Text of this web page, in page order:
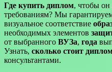
Где купить диплом, чтобы он
требованиям? Мы
визуальное соответствие
необходимых элементов
от выбранного ВУЗа, года
Узнать, сколько стоит
консультантами.